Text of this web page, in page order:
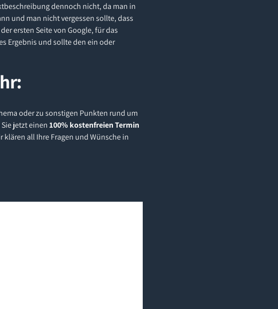
dennoch nicht, da man in
und man nicht vergessen sollte, dass
ersten Seite von Google, für das
Ergebnis und sollte den ein oder
oder zu sonstigen Punkten rund um
jetzt einen100% kostenfreien Termin
klären all Ihre Fragen und Wünsche in